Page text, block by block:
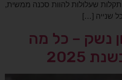
שעלולות להוות סכנה ממשית,
שנייה […]
נשק – כל מה
2025